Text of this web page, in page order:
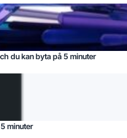
du kan byta på 5 minuter
minuter